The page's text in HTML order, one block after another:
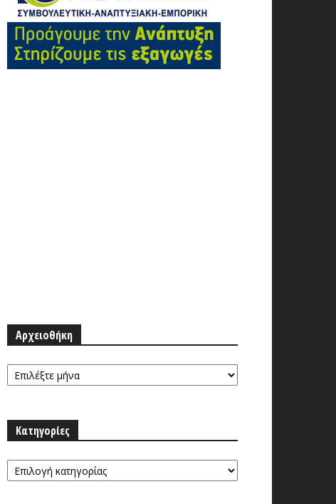
Αρχειοθήκη
Αρχειοθήκη
Κατηγορίες
Κατηγορίες